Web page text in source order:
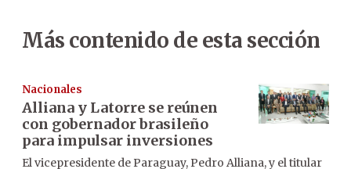
Más contenido de esta sección
Nacionales
Alliana y Latorre se reúnen
con gobernador brasileño
para impulsar inversiones
El vicepresidente de Paraguay, Pedro Alliana, y el titular